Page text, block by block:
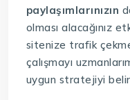
paylaşımlarınızın
olması alacağınız
sitenize trafik
çalışmayı
uygun stratejiyi